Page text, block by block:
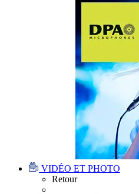
VIDÉO ET PHOTO
Retour